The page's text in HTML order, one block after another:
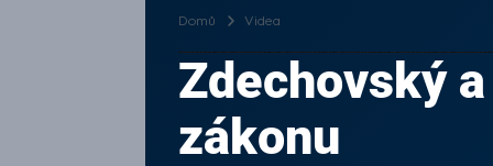
Domů Videa
Zdechovský
zákonu